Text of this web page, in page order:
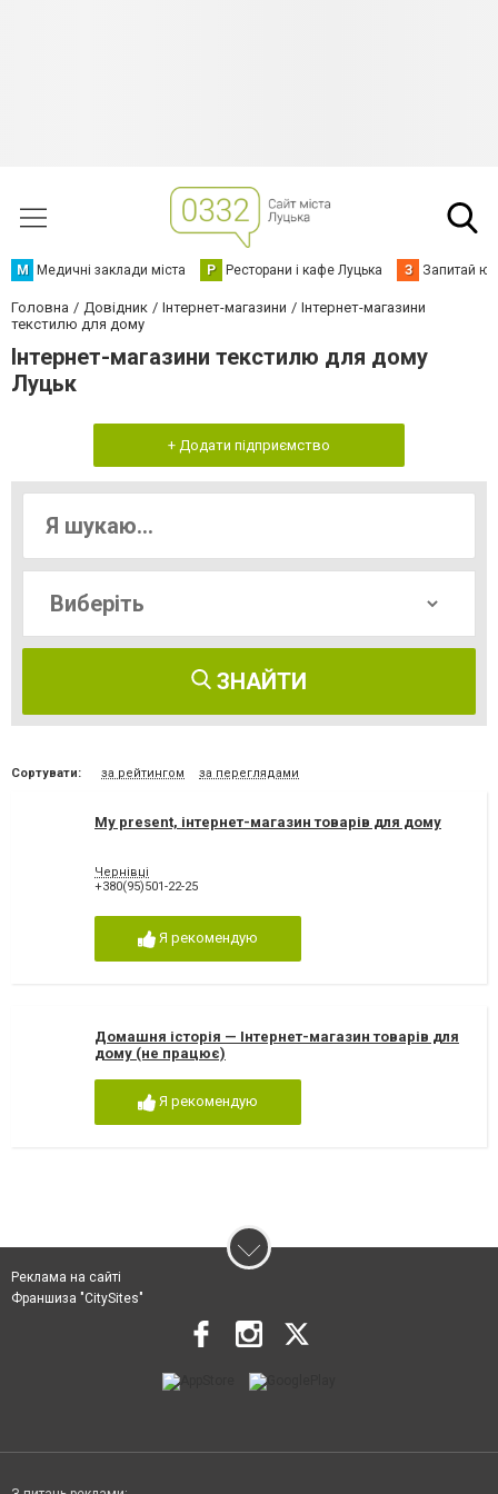
М Медичні заклади міста Р Ресторани і кафе Луцька З Запитай
Головна Довідник Інтернет-магазини
Інтернет-магазини
текстилю для дому
Інтернет-магазини текстилю для дому
Луцьк
+ Додати підприємство
ЗНАЙТИ
Сортувати: за рейтингом за переглядами
My present, інтернет-магазин товарів для дому
Чернівці
+380(95)501-22-25
Я рекомендую
Домашня історія — Інтернет-магазин товарів для
дому (не працює)
Я рекомендую
Реклама на сайті
Франшиза "CitySites"